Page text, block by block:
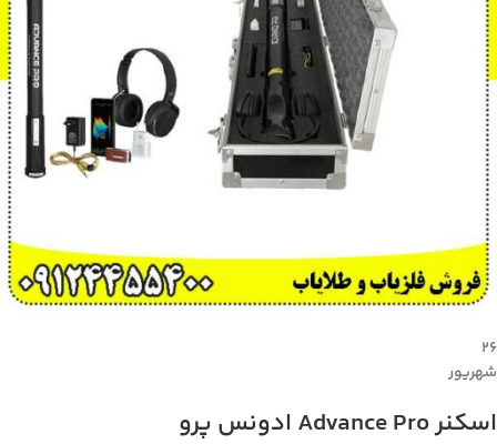
۲۶
شهریور
اسکنر Advance Pro ادونس پرو